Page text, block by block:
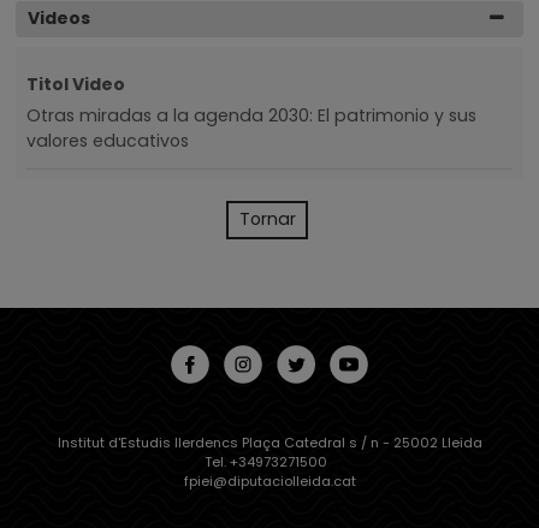
Videos
Titol Video
Otras miradas a la agenda 2030: El patrimonio y sus
valores educativos
Tornar
Institut d'Estudis Ilerdencs Plaça Catedral s / n - 25002 Lleida
Tel. +34973271500
fpiei@diputaciolleida.cat